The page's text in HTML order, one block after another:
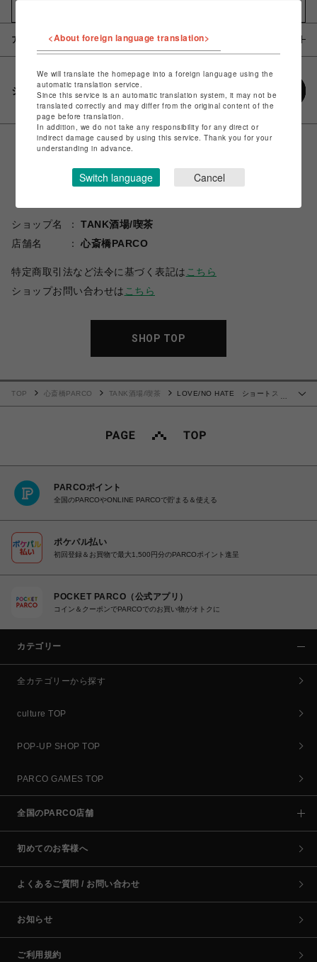
アイテム説明 / 素材
シェアする
ショップ名
TANK酒場/喫茶
店舗名
心斎橋PARCO
特定商取引法など法令に基づく表記は こちら
ショップお問い合わせは こちら
SHOP TOP
TOP 心斎橋PARCO TANK酒場/喫茶
LOVE/NO HATE ショートスリ
PARCOポイント
全国のPARCOやONLINE PARCOで貯まる＆使える
ポケパル払い
初回登録＆お買物で最大1,500円分のPARCOポイント進呈
POCKET PARCO（公式アプリ）
コイン＆クーポンでPARCOでのお買い物がオトクに
カテゴリー
全カテゴリーから探す
culture TOP
POP-UP SHOP TOP
PARCO GAMES TOP
全国のPARCO店舗
初めてのお客様へ
よくあるご質問 / お問い合わせ
お知らせ
ご利用規約
<About foreign language translation>
We will translate the homepage into a foreign language using the
automatic translation service.
Since this service is an automatic translation system, it may not be
translated correctly and may differ from the original content of the
page before translation.
In addition, we do not take any responsibility for any direct or
indirect damage caused by using this service. Thank you for your
understanding in advance.
Switch language Cancel